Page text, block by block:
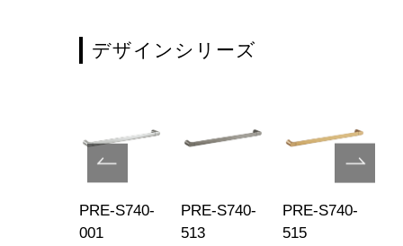
デザインシリーズ
PRE-S740-
001
PRE-S740-
513
PRE-S740-
515